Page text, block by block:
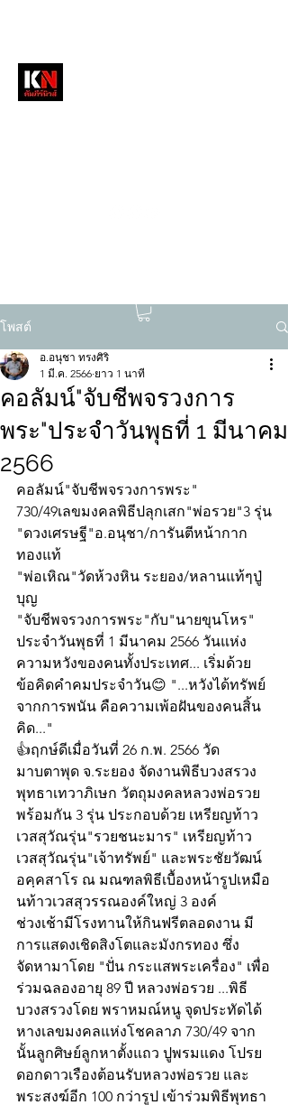
โพสต์
คอลัมน์"จับชีพจรวงการ
พระ"ประจำวันพุธที่ 1 มีนาคม
2566
อ.อนุชา ทรงศิริ
1 มี.ค. 2566 ยาว 1 นาที
คอลัมน์"จับชีพจรวงการพระ"
730/49เลขมงคลพิธีปลุกเสก"พ่อรวย"3 รุ่น
"ดวงเศรษฐี"อ.อนุชา/การันตีหน้ากาก
ทองแท้
"พ่อเหิณ"วัดห้วงหิน ระยอง/หลานแท้ๆปู่
บุญ
"จับชีพจรวงการพระ"กับ"นายขุนโหร"
ประจำวันพุธที่ 1 มีนาคม 2566 วันแห่ง
ความหวังของคนทั้งประเทศ... เริ่มด้วย
ข้อคิดคำคมประจำวัน😊 "...หวังได้ทรัพย์
จากการพนัน คือความเพ้อฝันของคนสิ้น
คิด..."
👍ฤกษ์ดีเมื่อวันที่ 26 ก.พ. 2566 วัด
มาบตาพุด จ.ระยอง จัดงานพิธีบวงสรวง
พุทธาเทวาภิเษก วัตถุมงคลหลวงพ่อรวย
พร้อมกัน 3 รุ่น ประกอบด้วย เหรียญท้าว
เวสสุวัณรุ่น"รวยชนะมาร" เหรียญท้าว
เวสสุวัณรุ่น"เจ้าทรัพย์" และพระชัยวัฒน์
อคฺคสาโร ณ มณฑลพิธีเบื้องหน้ารูปเหมือ
นท้าวเวสสุวรรณองค์ใหญ่ 3 องค์
ช่วงเช้ามีโรงทานให้กินฟรีตลอดงาน มี
การแสดงเชิดสิงโตและมังกรทอง ซึ่ง
จัดหามาโดย "ปั่น กระแสพระเครื่อง" เพื่อ
ร่วมฉลองอายุ 89 ปี หลวงพ่อรวย ...พิธี
บวงสรวงโดย พราหมณ์หนู จุดประทัดได้
หางเลขมงคลแห่งโชคลาภ 730/49 จาก
นั้นลูกศิษย์ลูกหาตั้งแถว ปูพรมแดง โปรย
ดอกดาวเรืองต้อนรับหลวงพ่อรวย และ
พระสงฆ์อีก 100 กว่ารูป เข้าร่วมพิธีพุทธา